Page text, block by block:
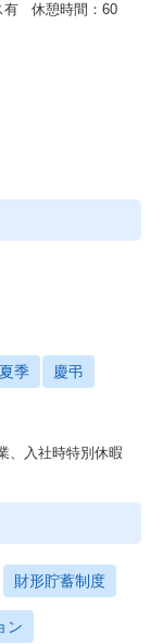
有 休憩時間：60
夏季 慶弔
、入社時特別休暇
財形貯蓄制度
ン